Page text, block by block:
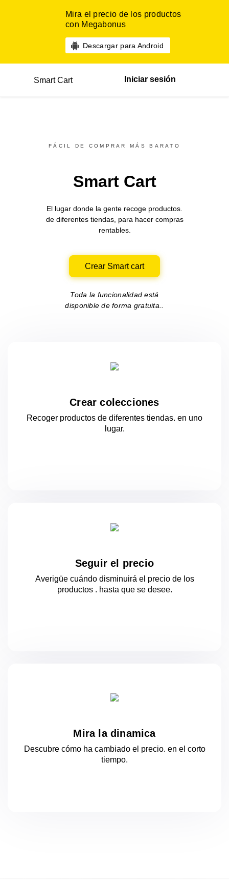
Mira el precio de los productos
con Megabonus
Descargar para Android
Smart Cart Iniciar sesión
FÁCIL DE COMPRAR MÁS BARATO
Smart Cart
El lugar donde la gente recoge productos.
de diferentestiendas, para hacer compras
rentables.
Crear Smart cart
Toda la funcionalidad está
disponible de forma gratuita..
Crear colecciones
Recoger productos de diferentes tiendas. en uno
lugar.
Seguir el precio
Averigüe cuándo disminuirá el precio de los
productos . hasta que se desee.
Mira la dinamica
Descubre cómo ha cambiado el precio. en el corto
tiempo.